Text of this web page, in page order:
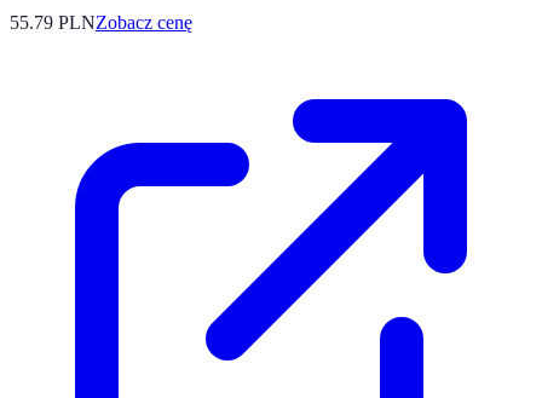
55.79 PLNZobacz cenę